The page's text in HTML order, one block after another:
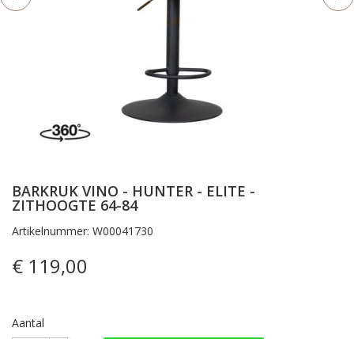
BARKRUK VINO - HUNTER - ELITE -
ZITHOOGTE 64-84
Artikelnummer: W00041730
€ 119,00
Aantal